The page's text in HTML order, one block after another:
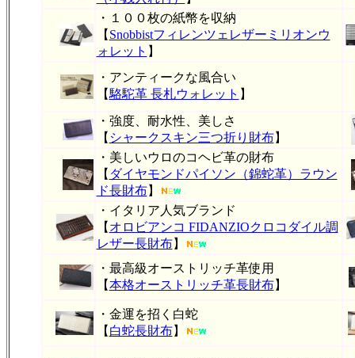
・１００枚の紙幣を収納
【 Snobbistフィレンツェレザーミリオンウ
ォレット 】
・アンティークな風合い
【駱駝革 長札ウォレット 】
・強度、耐水性、美しさ
【 シャークスキン三つ折り財布】
・美しいウロのコヘビ革の財布
【 ダイヤモンドパイソン（錦蛇革）ラウン
ド長財布】
・イタリア人気ブランド
【 オロビアンコ FIDANZIOクロコダイル調
レザー長財布】
・最高級オーストリッチ革使用
【本格オーストリッチ革長財布】
・金運を招く白蛇
【 白蛇長財布】